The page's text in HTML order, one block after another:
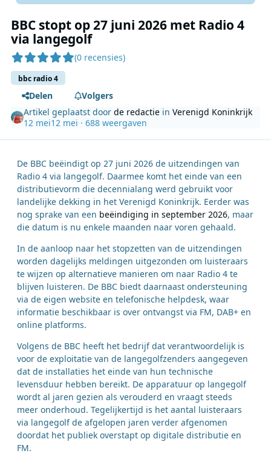
BBC stopt op 27 juni 2026 met Radio 4
via langegolf
(0 recensies)
bbc radio 4
Delen
Volgers
Artikel geplaatst doorde redactie inVerenigd Koninkrijk
12 mei12 mei · 688 weergaven
De BBC beëindigt op 27 juni 2026 de uitzendingen van
Radio 4 via langegolf. Daarmee komt het einde van een
distributievorm die decennialang werd gebruikt voor
landelijke dekking in het Verenigd Koninkrijk. Eerder was
nog sprake van een beëindiging in september 2026, maar
die datum is nu enkele maanden naar voren gehaald.
In de aanloop naar het stopzetten van de uitzendingen
worden dagelijks meldingen uitgezonden om luisteraars
te wijzen op alternatieve manieren om naar Radio 4 te
blijven luisteren. De BBC biedt daarnaast ondersteuning
via de eigen website en telefonische helpdesk, waar
informatie beschikbaar is over ontvangst via FM, DAB+ en
online platforms.
Volgens de BBC heeft het bedrijf dat verantwoordelijk is
voor de exploitatie van de langegolfzenders aangegeven
dat de installaties het einde van hun technische
levensduur hebben bereikt. De apparatuur op langegolf
wordt al jaren gezien als verouderd en vraagt steeds
meer onderhoud. Tegelijkertijd is het aantal luisteraars
via langegolf de afgelopen jaren verder afgenomen
doordat het publiek overstapt op digitale distributie en
FM.